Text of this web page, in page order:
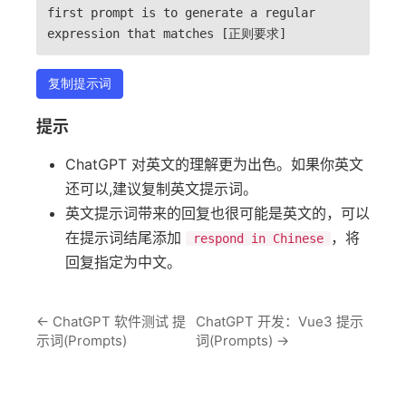
first prompt is to generate a regular
expression that matches [正则要求]
复制提示词
提示
ChatGPT 对英文的理解更为出色。如果你英文
还可以,建议复制英文提示词。
英文提示词带来的回复也很可能是英文的，可以
在提示词结尾添加
respond in Chinese
，将
回复指定为中文。
← ChatGPT 软件测试 提
示词(Prompts)
ChatGPT 开发：Vue3 提示
词(Prompts) →